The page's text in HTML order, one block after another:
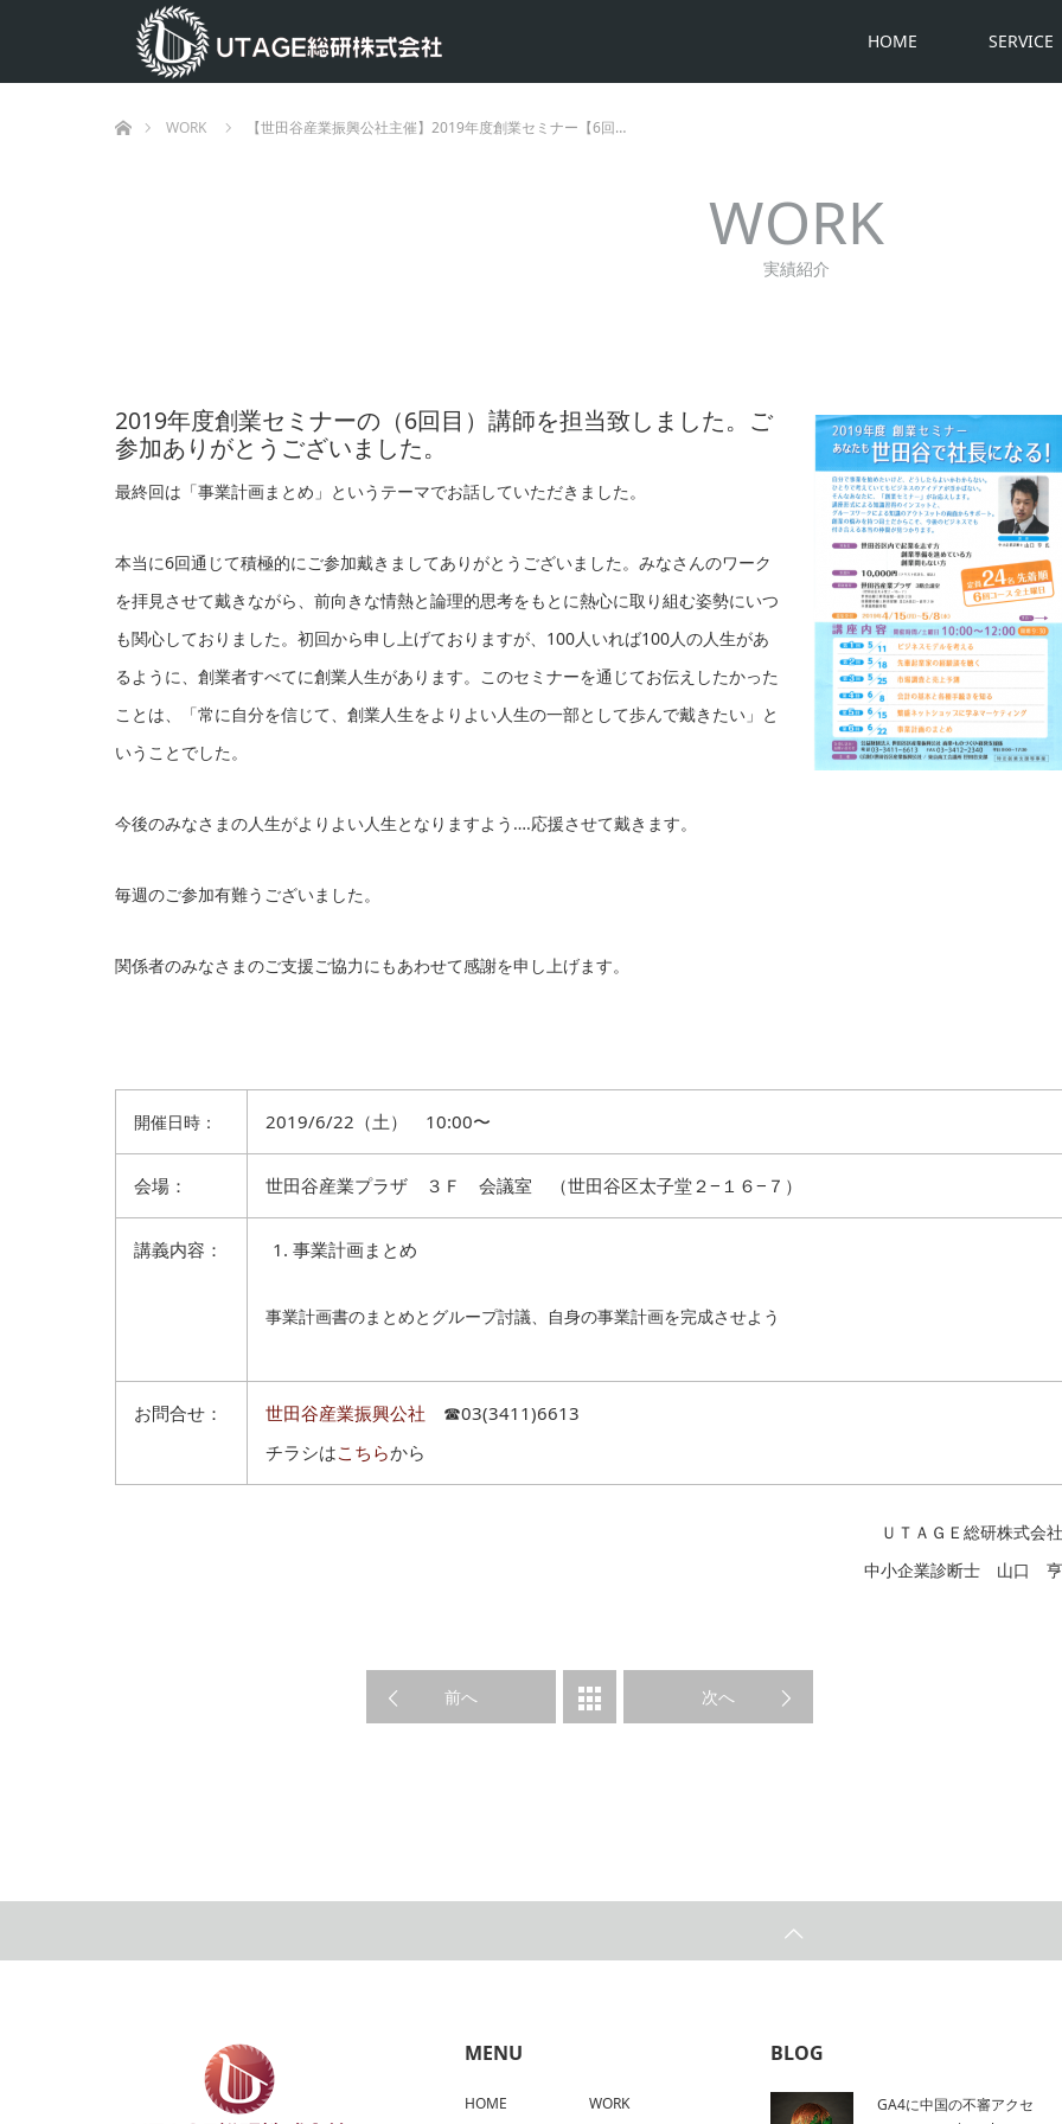
HOME SERVICE
WORK
【世田谷産業振興公社主催】2019年度創業セミナー【6回…
WORK
実績紹介
2019年度創業セミナーの（6回目）講師を担当致しました。ご
参加ありがとうございました。
最終回は「事業計画まとめ」というテーマでお話していただきました。
本当に6回通じて積極的にご参加戴きましてありがとうございました。みなさんのワーク
を拝見させて戴きながら、前向きな情熱と論理的思考をもとに熱心に取り組む姿勢にいつ
も関心しておりました。初回から申し上げておりますが、100人いれば100人の人生があ
るように、創業者すべてに創業人生があります。このセミナーを通じてお伝えしたかった
ことは、「常に自分を信じて、創業人生をよりよい人生の一部として歩んで戴きたい」と
いうことでした。
今後のみなさまの人生がよりよい人生となりますよう….応援させて戴きます。
毎週のご参加有難うございました。
関係者のみなさまのご支援ご協力にもあわせて感謝を申し上げます。
開催日時： 2019/6/22（土） 10:00〜
会場： 世田谷産業プラザ ３Ｆ 会議室 （世田谷区太子堂２−１６−７）
講義内容： 事業計画まとめ
事業計画書のまとめとグループ討議、自身の事業計画を完成させよう
お問合せ： 世田谷産業振興公社 ☎03(3411)6613
チラシはこちらから
ＵＴＡＧＥ総研株式会社
中小企業診断士 山口 亨
前へ
WORK 次へ
MENU
HOME WORK
BLOG
GA4に中国の不審アクセ